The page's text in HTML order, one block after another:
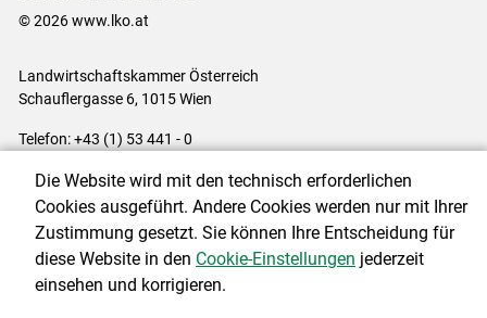
© 2026 www.lko.at
Landwirtschaftskammer Österreich
Schauflergasse 6, 1015 Wien
Telefon:+43 (1) 53 441 - 0
Impressum|Kontakt|Login für Berater|Datenschutzerklärung|
Barrierefreiheit
Cookie-Einstellungen
Die Website wird mit den technisch erforderlichen
Cookies ausgeführt. Andere Cookies werden nur mit Ihrer
Zustimmung gesetzt. Sie können Ihre Entscheidung für
diese Website in den Cookie-Einstellungen jederzeit
einsehen und korrigieren.